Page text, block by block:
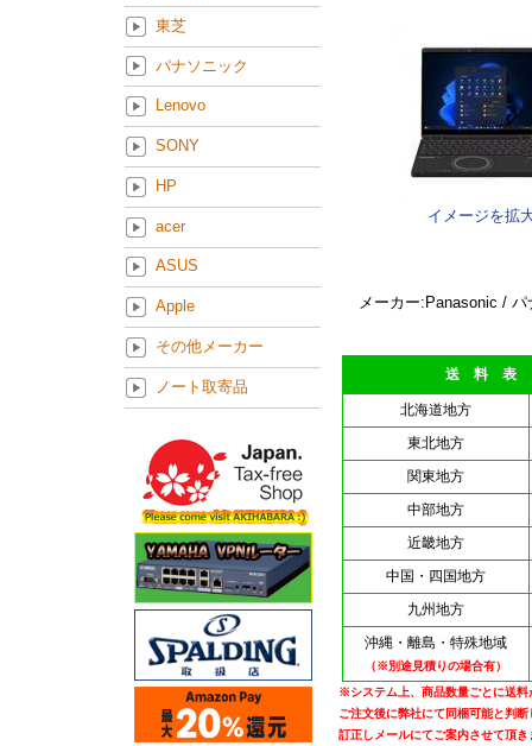
イメージを拡
メーカー:Panasonic / パ
送 料 表
北海道地方
東北地方
関東地方
中部地方
近畿地方
中国・四国地方
九州地方
沖縄・離島・特殊地域
（※別途見積りの場合有）
※システム上、商品数量ごとに送料
ご注文後に弊社にて同梱可能と判
訂正しメールにてご案内させて頂き
東芝
パナソニック
Lenovo
SONY
HP
acer
ASUS
Apple
その他メーカー
ノート取寄品